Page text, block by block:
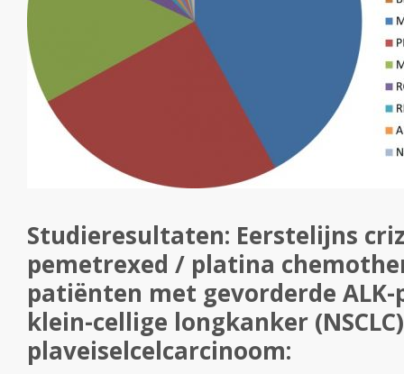
Studieresultaten: Eerstelijns
pemetrexed / platina
patiënten met gevorderde
klein-cellige longkanker
plaveiselcelcarcinoom: